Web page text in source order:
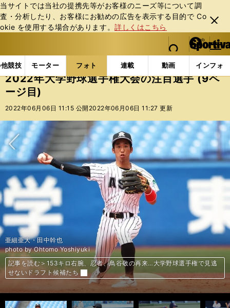
当サイトでは当社の提携先等がお客様のニーズ等について調
査・分析したり、お客様にお勧めの広告を表⽰する⽬的で Co
okie を使⽤する場合があります。詳しくはこちら
閉じ
る
web Sportiva (webスポルティーバ)
検索
マイペ
ー
ジ
メニュ
競技 モーター フォト 連載 動画 インフォ
b
ス
ポ
ル
ー
バ
フォトギャラリー 2022年大学野球選手権大会の注目
2022年大学野球選手権大会の注目選手 (9ペ
ージ目)
2022年06月06日 11:15 公開 2022年06月06日 11:27 更新
次へ
上武大・加藤泰靖
photo by Ohtomo Yoshiyuki
記事を読む＞153キロ右腕、忍者、鳥谷敬の再来…大学野球選手権で見逃
せないドラフト候補たち
富士大・金村尚真
photo by Ohtomo Yoshiyuki
記事を読む＞153キロ右腕、忍者、鳥谷敬の再来…大学野球選手権で見逃
せないドラフト候補たち
亜細亜大・青山美夏人
photo by Ohtomo Yoshiyuki
記事を読む＞153キロ右腕、忍者、鳥谷敬の再来…大学野球選手権で見逃
せないドラフト候補たち
名城大・眞田拓
photo by Ohtomo Yoshiyuki
記事を読む＞153キロ右腕、忍者、鳥谷敬の再来…大学野球選手権で見逃
せないドラフト候補たち
名城大・松本凌人
photo by Ohtomo Yoshiyuki
記事を読む＞153キロ右腕、忍者、鳥谷敬の再来…大学野球選手権で見逃
せないドラフト候補たち
神奈川大・神野竜速
photo by Ohtomo Yoshiyuki
記事を読む＞153キロ右腕、忍者、鳥谷敬の再来…大学野球選手権で見逃
せないドラフト候補たち
名城大・野口泰司
photo by Ohtomo Yoshiyuki
記事を読む＞153キロ右腕、忍者、鳥谷敬の再来…大学野球選手権で見逃
せないドラフト候補たち
明治大・蓑尾海斗
photo by Ohtomo Yoshiyuki
記事を読む＞153キロ右腕、忍者、鳥谷敬の再来…大学野球選手権で見逃
せないドラフト候補たち
亜細亜大・田中幹也
photo by Ohtomo Yoshiyuki
記事を読む＞153キロ右腕、忍者、鳥谷敬の再来…大学野球選手権で見逃
せないドラフト候補たち
天理大・友杉篤輝
photo by Ohtomo Yoshiyuki
記事を読む＞153キロ右腕、忍者、鳥谷敬の再来…大学野球選手権で見逃
せないドラフト候補たち
明治大・村松開人
photo by Ohtomo Yoshiyuki
記事を読む＞153キロ右腕、忍者、鳥谷敬の再来…大学野球選手権で見逃
せないドラフト候補たち
明治大・宗山塁
photo by Ohtomo Yoshiyuki
記事を読む＞153キロ右腕、忍者、鳥谷敬の再来…大学野球選手権で見逃
せないドラフト候補たち
東北福祉大・杉澤龍
photo by Ohtomo Yoshiyuki
記事を読む＞153キロ右腕、忍者、鳥谷敬の再来…大学野球選手権で見逃
せないドラフト候補たち
亜細亜大・天井一輝
photo by Ohtomo Yoshiyuki
記事を読む＞153キロ右腕、忍者、鳥谷敬の再来…大学野球選手権で見逃
せないドラフト候補たち
前へ